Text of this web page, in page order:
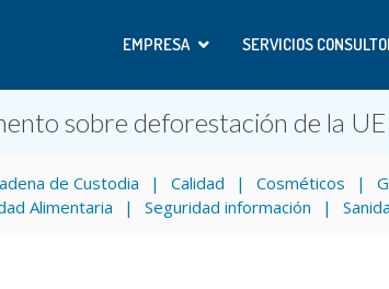
EMPRESA SERVICIOS
sobre deforestación de la UE
de Custodia Calidad Cosméticos
Alimentaria Seguridad información